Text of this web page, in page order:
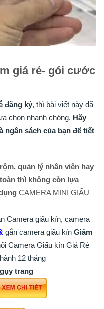
giá rẻ- gói cước
đăng ký, thì bài viết này đã
chọn nhanh chóng. Hãy
sách của bạn để tiết
quản lý nhân viên hay
thì không còn lựa
CAMERA MINI GIẤU
Camera giấu kín, camera
gắn camera giấu kín Giảm
Camera Giấu kín Giá Rẻ
12 tháng
trang